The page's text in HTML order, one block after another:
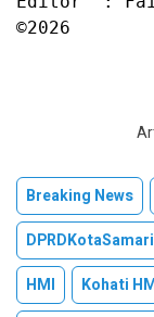
©2026
Breaking News
HMI
Kohati